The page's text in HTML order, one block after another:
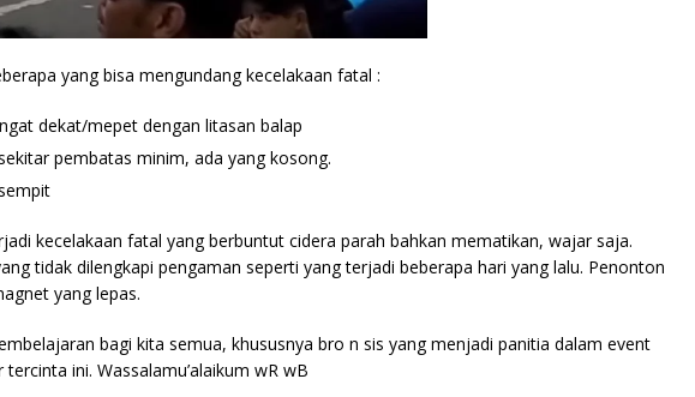
yang bisa mengundang kecelakaan fatal :
dekat/mepet dengan litasan balap
pembatas minim, ada yang kosong.
kecelakaan fatal yang berbuntut cidera parah bahkan mematikan, wajar saja.
tidak dilengkapi pengaman seperti yang terjadi beberapa hari yang lalu. Penonton
yang lepas.
bagi kita semua, khususnya bro n sis yang menjadi panitia dalam event
ini. Wassalamu’alaikum wR wB